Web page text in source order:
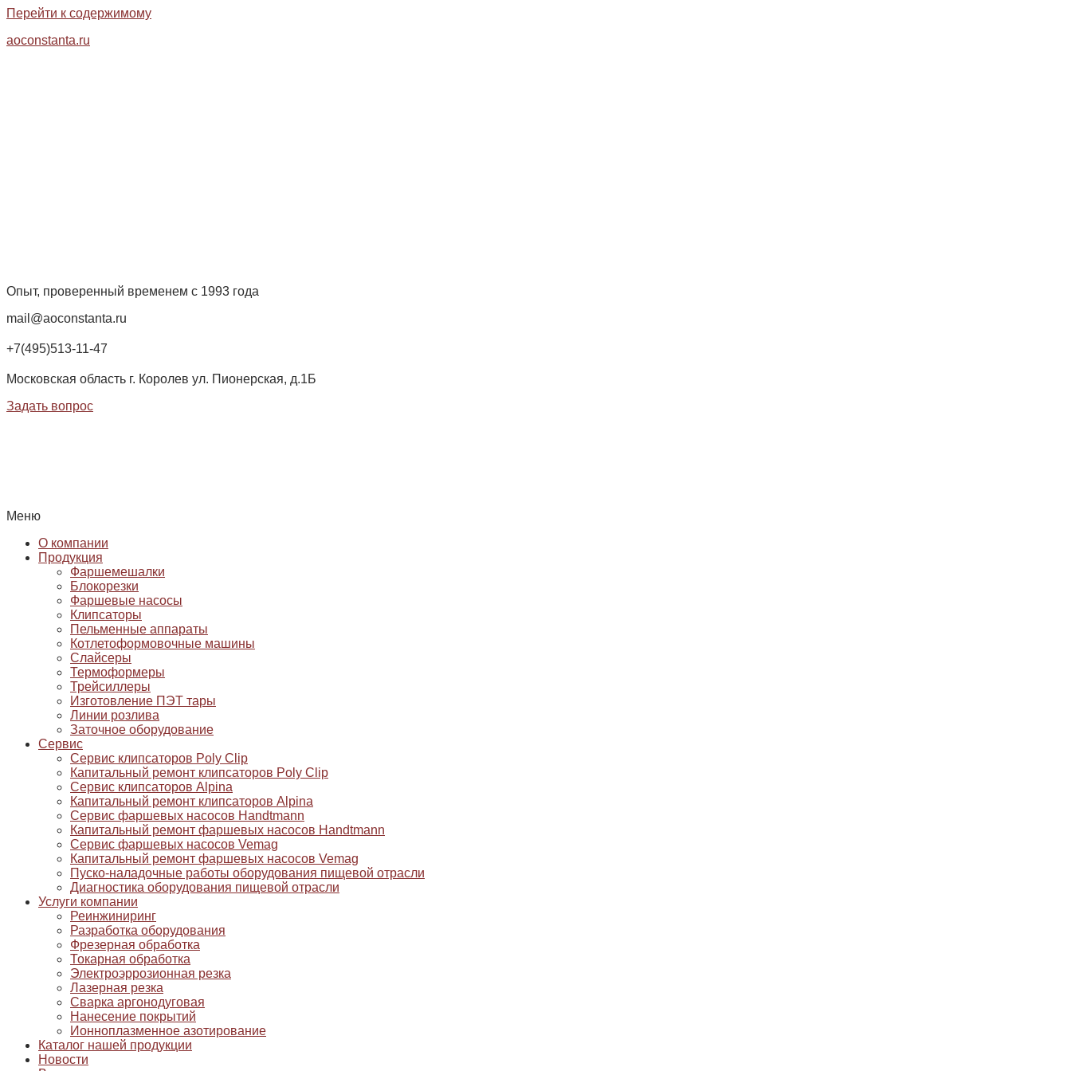
Перейти к содержимому
aoconstanta.ru
Опыт, проверенный временем с 1993 года
mail@aoconstanta.ru
+7(495)513-11-47
Московская область г. Королев ул. Пионерская, д.1Б
Задать вопрос
Меню
О компании
Продукция
Фаршемешалки
Блокорезки
Фаршевые насосы
Клипсаторы
Пельменные аппараты
Котлетоформовочные машины
Слайсеры
Термоформеры
Трейсиллеры
Изготовление ПЭТ тары
Линии розлива
Заточное оборудование
Сервис
Сервис клипсаторов Poly Clip
Капитальный ремонт клипсаторов Poly Clip
Сервис клипсаторов Alpina
Капитальный ремонт клипсаторов Alpina
Сервис фаршевых насосов Handtmann
Капитальный ремонт фаршевых насосов Handtmann
Сервис фаршевых насосов Vemag
Капитальный ремонт фаршевых насосов Vemag
Пуско-наладочные работы оборудования пищевой отрасли
Диагностика оборудования пищевой отрасли
Услуги компании
Реинжиниринг
Разработка оборудования
Фрезерная обработка
Токарная обработка
Электроэррозионная резка
Лазерная резка
Сварка аргонодуговая
Нанесение покрытий
Ионноплазменное азотирование
Каталог нашей продукции
Новости